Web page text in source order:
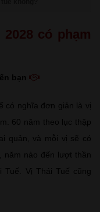
có phạm
bạn
có nghĩa đơn giản là vị
60 năm theo lục thập
quản, và mỗi vị sẽ có
năm nào đến lượt thần
Vị Thái Tuế cũng